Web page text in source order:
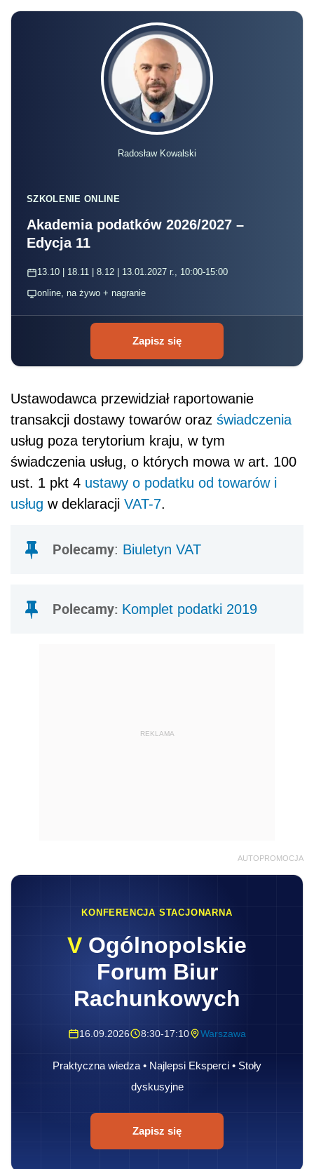
Radosław Kowalski
SZKOLENIE ONLINE
Akademia podatków 2026/2027 –
Edycja 11
13.10 | 18.11 | 8.12 | 13.01.2027 r., 10:00-15:00
online, na żywo + nagranie
Zapisz się
Ustawodawca przewidział raportowanie
transakcji dostawy towarów oraz świadczenia
usług poza terytorium kraju, w tym
świadczenia usług, o których mowa w art. 100
ust. 1 pkt 4 ustawy o podatku od towarów i
usług w deklaracji VAT-7.
Polecamy: Biuletyn VAT
Polecamy: Komplet podatki 2019
REKLAMA
AUTOPROMOCJA
KONFERENCJA STACJONARNA
V Ogólnopolskie
Forum Biur
Rachunkowych
16.09.2026 8:30-17:10 Warszawa
Praktyczna wiedza • Najlepsi Eksperci • Stoły
dyskusyjne
Zapisz się